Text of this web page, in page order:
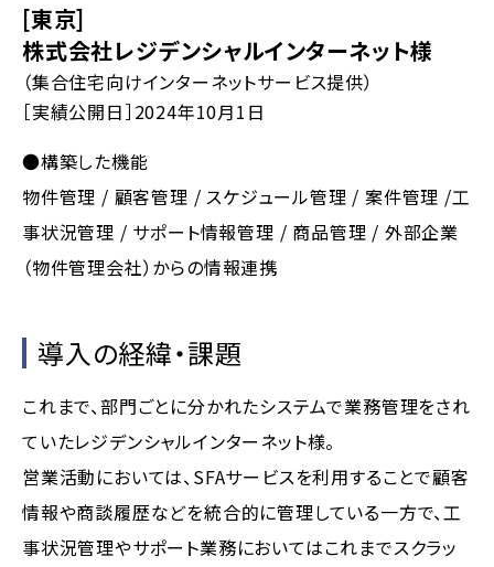
[東京]
株式会社レジデンシャルインターネット様
（集合住宅向けインターネットサービス提供）
［実績公開日］2024年10月1日
●構築した機能
物件管理 / 顧客管理 / スケジュール管理 / 案件管理 /工
事状況管理 / サポート情報管理 / 商品管理 / 外部企業
（物件管理会社）からの情報連携
導入の経緯・課題
これまで、部門ごとに分かれたシステムで業務管理をされ
ていたレジデンシャルインターネット様。
営業活動においては、SFAサービスを利用することで顧客
情報や商談履歴などを統合的に管理している一方で、工
事状況管理やサポート業務においてはこれまでスクラッ